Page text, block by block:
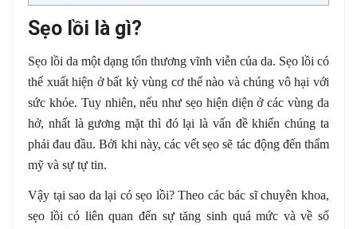
Sẹo lồi là gì?
Sẹo lồi da một dạng tổn thương vĩnh viễn của da. Sẹo lồi có
thể xuất hiện ở bất kỳ vùng cơ thể nào và chúng vô hại với
sức khỏe. Tuy nhiên, nếu như sẹo hiện diện ở các vùng da
hở, nhất là gương mặt thì đó lại là vấn đề khiến chúng ta
phải đau đầu. Bởi khi này, các vết sẹo sẽ tác động đến thẩm
mỹ và sự tự tin.
Vậy tại sao da lại có sẹo lồi? Theo các bác sĩ chuyên khoa,
sẹo lồi có liên quan đến sự tăng sinh quá mức và về số